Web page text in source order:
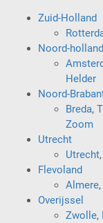
Zuid-Holland
Noord-holland
Helder
Noord-
Breda,
Zoom
Utrecht
Utrecht,
Flevoland
Almere,
Overijssel
Zwolle,